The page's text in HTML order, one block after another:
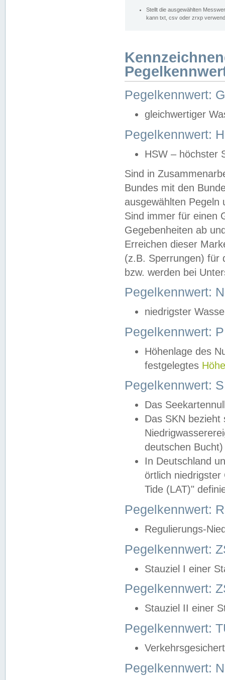
Stellt die ausgewählten
kann txt, csv oder zrxp
Pegelkennwert:
gleichwertiger
Pegelkennwert:
HSW – höchster
Sind in
Bundes mit den
ausgewählten
Sind immer für einen
Gegebenheiten ab
Erreichen dieser
(z.B. Sperrungen) für
bzw. werden bei
Pegelkennwert:
niedrigster
Pegelkennwert:
Höhenlage des
festgelegtes
Pegelkennwert:
Das
Das SKN
deutschen
In Deutschland
örtlich
Tide (LAT)"
Pegelkennwert:
Regulierungs-
Pegelkennwert:
Stauziel I einer
Pegelkennwert:
Stauziel II einer
Pegelkennwert:
Pegelkennwert: